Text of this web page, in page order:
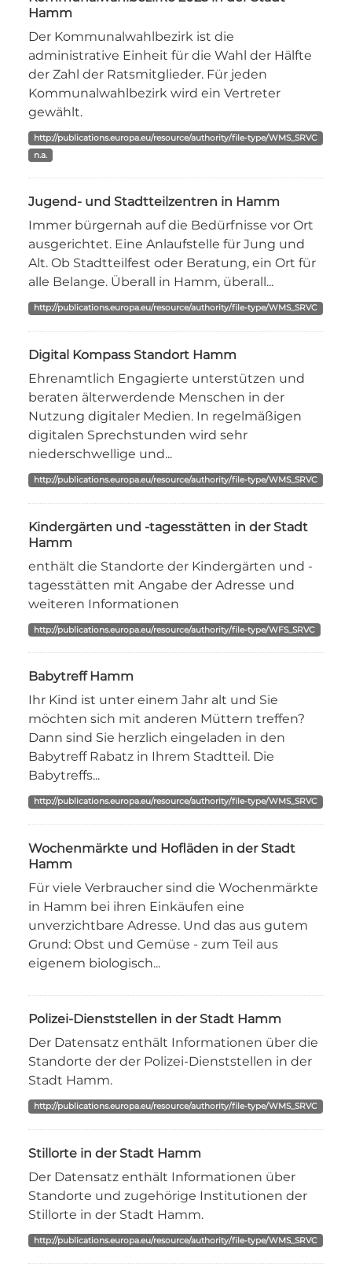
Hamm
Der Kommunalwahlbezirk ist die
administrative Einheit für die Wahl der Hälfte
der Zahl der Ratsmitglieder. Für jeden
Kommunalwahlbezirk wird ein Vertreter
gewählt.
http://publications.europa.eu/resource/authority/file-type/WMS_SRVC
n.a.
Jugend- und Stadtteilzentren in Hamm
Immer bürgernah auf die Bedürfnisse vor Ort
ausgerichtet. Eine Anlaufstelle für Jung und
Alt. Ob Stadtteilfest oder Beratung, ein Ort für
alle Belange. Überall in Hamm, überall...
http://publications.europa.eu/resource/authority/file-type/WMS_SRVC
Digital Kompass Standort Hamm
Ehrenamtlich Engagierte unterstützen und
beraten älterwerdende Menschen in der
Nutzung digitaler Medien. In regelmäßigen
digitalen Sprechstunden wird sehr
niederschwellige und...
http://publications.europa.eu/resource/authority/file-type/WMS_SRVC
Kindergärten und -tagesstätten in der Stadt
Hamm
enthält die Standorte der Kindergärten und -
tagesstätten mit Angabe der Adresse und
weiteren Informationen
http://publications.europa.eu/resource/authority/file-type/WFS_SRVC
Babytreff Hamm
Ihr Kind ist unter einem Jahr alt und Sie
möchten sich mit anderen Müttern treffen?
Dann sind Sie herzlich eingeladen in den
Babytreff Rabatz in Ihrem Stadtteil. Die
Babytreffs...
http://publications.europa.eu/resource/authority/file-type/WMS_SRVC
Wochenmärkte und Hofläden in der Stadt
Hamm
Für viele Verbraucher sind die Wochenmärkte
in Hamm bei ihren Einkäufen eine
unverzichtbare Adresse. Und das aus gutem
Grund: Obst und Gemüse - zum Teil aus
eigenem biologisch...
Polizei-Dienststellen in der Stadt Hamm
Der Datensatz enthält Informationen über die
Standorte der der Polizei-Dienststellen in der
Stadt Hamm.
http://publications.europa.eu/resource/authority/file-type/WMS_SRVC
Stillorte in der Stadt Hamm
Der Datensatz enthält Informationen über
Standorte und zugehörige Institutionen der
Stillorte in der Stadt Hamm.
http://publications.europa.eu/resource/authority/file-type/WMS_SRVC